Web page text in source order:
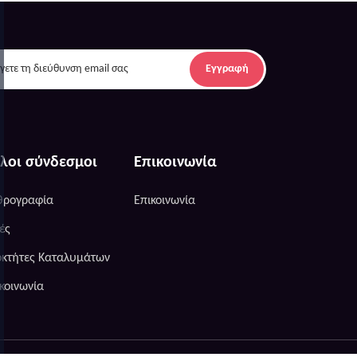
Εγγραφή
σύνδεσμοι
Καταλυμάτων
Επικοινωνία
Επικοινωνία